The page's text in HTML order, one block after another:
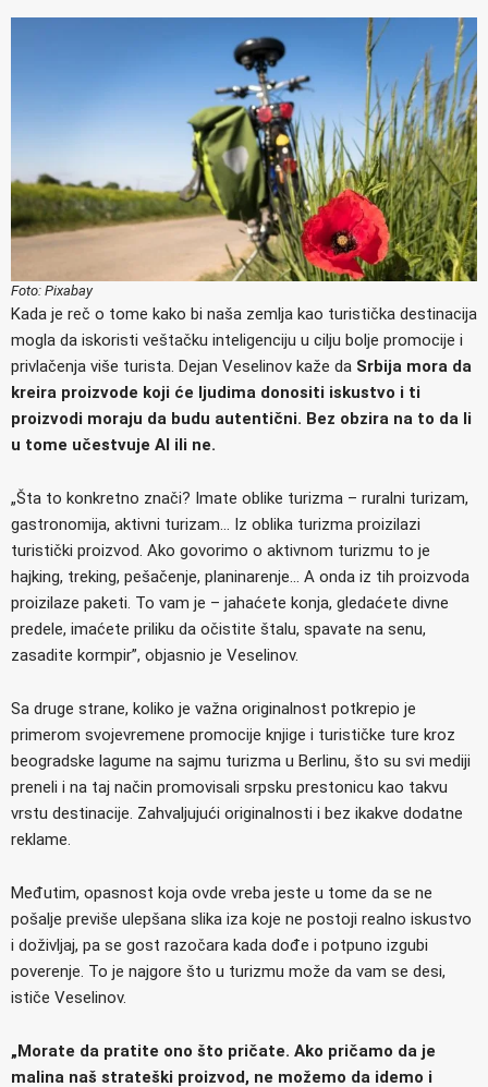
Foto: Pixabay
Kada je reč o tome kako bi naša zemlja kao turistička destinacija
mogla da iskoristi veštačku inteligenciju u cilju bolje promocije i
privlačenja više turista. Dejan Veselinov kaže da Srbija mora da
kreira proizvode koji će ljudima donositi iskustvo i ti
proizvodi moraju da budu autentični. Bez obzira na to da li
u tome učestvuje AI ili ne.
„Šta to konkretno znači? Imate oblike turizma – ruralni turizam,
gastronomija, aktivni turizam… Iz oblika turizma proizilazi
turistički proizvod. Ako govorimo o aktivnom turizmu to je
hajking, treking, pešačenje, planinarenje… A onda iz tih proizvoda
proizilaze paketi. To vam je – jahaćete konja, gledaćete divne
predele, imaćete priliku da očistite štalu, spavate na senu,
zasadite kormpir”, objasnio je Veselinov.
Sa druge strane, koliko je važna originalnost potkrepio je
primerom svojevremene promocije knjige i turističke ture kroz
beogradske lagume na sajmu turizma u Berlinu, što su svi mediji
preneli i na taj način promovisali srpsku prestonicu kao takvu
vrstu destinacije. Zahvaljujući originalnosti i bez ikakve dodatne
reklame.
Međutim, opasnost koja ovde vreba jeste u tome da se ne
pošalje previše ulepšana slika iza koje ne postoji realno iskustvo
i doživljaj, pa se gost razočara kada dođe i potpuno izgubi
poverenje. To je najgore što u turizmu može da vam se desi,
ističe Veselinov.
„Morate da pratite ono što pričate. Ako pričamo da je
malina naš strateški proizvod, ne možemo da idemo i